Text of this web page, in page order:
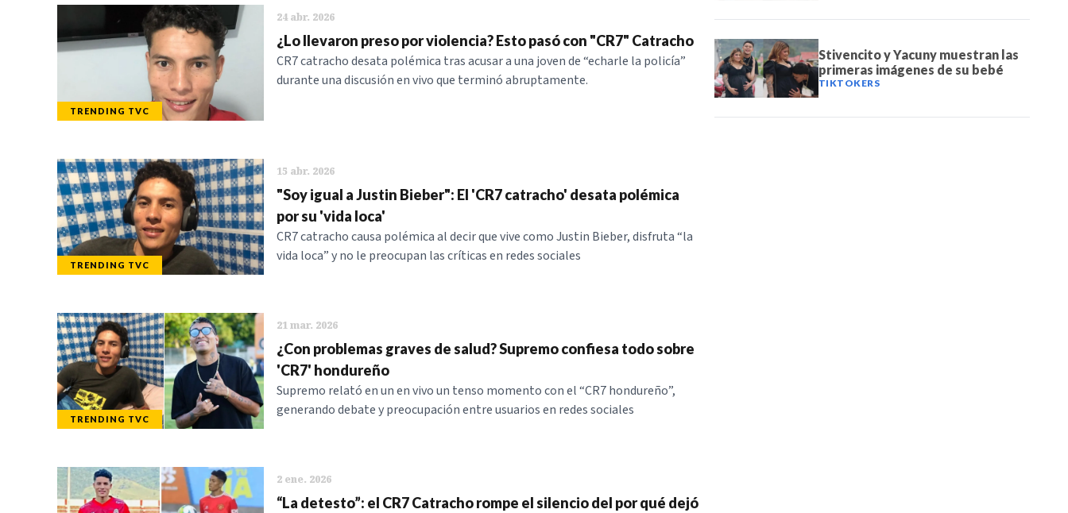
TRENDING TVC
24 abr. 2026
¿Lo llevaron preso por violencia? Esto pasó con "CR7" Catracho
CR7 catracho desata polémica tras acusar a una joven de “echarle la policía”
durante una discusión en vivo que terminó abruptamente.
TRENDING TVC
15 abr. 2026
"Soy igual a Justin Bieber": El 'CR7 catracho' desata polémica
por su 'vida loca'
CR7 catracho causa polémica al decir que vive como Justin Bieber, disfruta “la
vida loca” y no le preocupan las críticas en redes sociales
TRENDING TVC
21 mar. 2026
¿Con problemas graves de salud? Supremo confiesa todo sobre
'CR7' hondureño
Supremo relató en un en vivo un tenso momento con el “CR7 hondureño”,
generando debate y preocupación entre usuarios en redes sociales
2 ene. 2026
“La detesto”: el CR7 Catracho rompe el silencio del por qué dejó
Stivencito y Yacuny muestran las
primeras imágenes de su bebé
TIKTOKERS